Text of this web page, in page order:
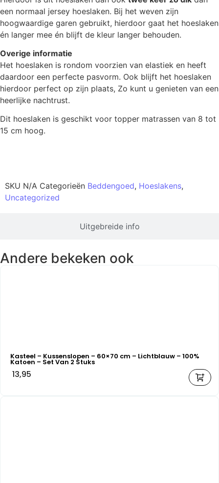
een normaal jersey hoeslaken. Bij het weven zijn
hoogwaardige garen gebruikt, hierdoor gaat het hoeslaken
én langer mee én blijft de kleur langer behouden.
Overige informatie
Het hoeslaken is rondom voorzien van elastiek en heeft
daardoor een perfecte pasvorm. Ook blijft het hoeslaken
hierdoor perfect op zijn plaats, Zo kunt u genieten van een
heerlijke nachtrust.
Dit hoeslaken is geschikt voor topper matrassen van 8 tot
15 cm hoog.
Uitgebreide info
SKU N/A Categorieën Beddengoed, Hoeslakens,
Uncategorized
Andere bekeken ook
Kasteel – Kussenslopen – 60×70 cm – Lichtblauw – 100%
Katoen – Set Van 2 Stuks
13,95